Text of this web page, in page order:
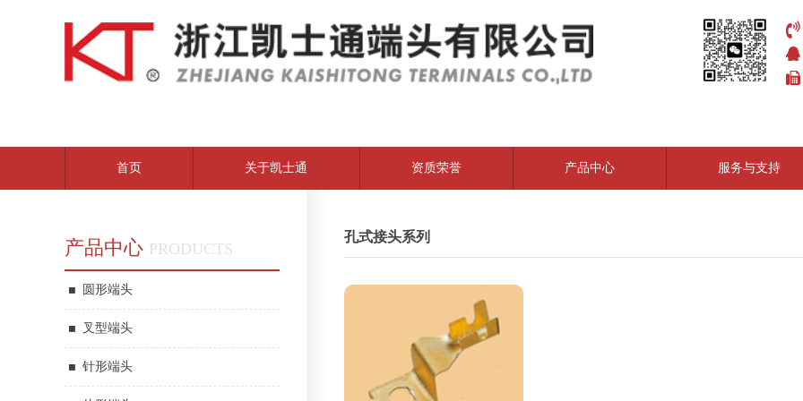
首页 关于凯士通 资质荣誉 产品中心 服务与支持
产品中心 PRODUCTS
圆形端头
叉型端头
针形端头
孔式接头系列